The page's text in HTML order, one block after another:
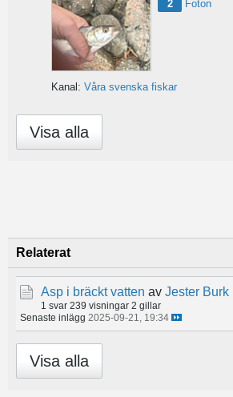
2
Foton
Kanal: Våra svenska fiskar
Visa alla
Relaterat
Asp i bräckt vatten av Jester Burk II
1 svar 239 visningar 2 gillar
Senaste inlägg 2025-09-21, 19:34
Visa alla